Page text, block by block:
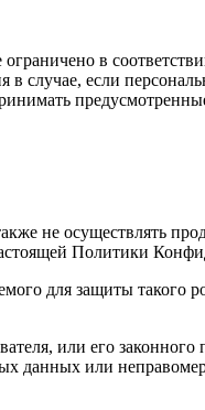
в
в случае, если
не осуществлять
Политики
для защиты такого
или его законного
данных или